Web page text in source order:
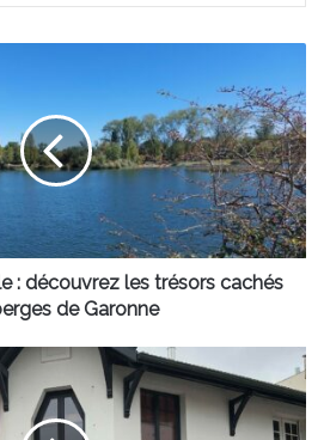
: découvrez les trésors cachés
de Garonne